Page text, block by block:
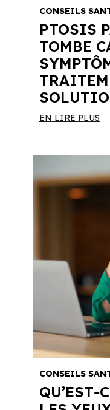
PTOSIS
TOMBE
CONSEILS
EN LIRE PLUS
CONSEILS